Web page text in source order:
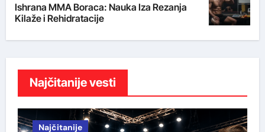
Ishrana MMA Boraca: Nauka Iza Rezanja
Kilaže i Rehidratacije
Najčitanije vesti
Najčitanije